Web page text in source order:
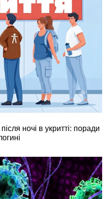
ночі в укритті: поради